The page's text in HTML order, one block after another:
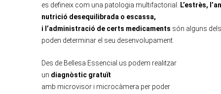
es defineix com una patologia multifactorial. L’estrès,
nutrició desequilibrada o escassa,
i l’administració de certs medicaments són alguns
poden determinar el seu desenvolupament.
Des de Bellesa Essencial us podem realitzar
un diagnòstic gratuït
amb microvisor i microcàmera per poder